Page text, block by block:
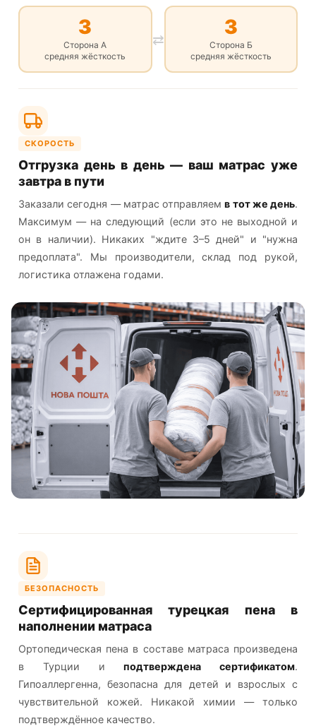
3
Сторона А
средняя жёсткость
⇄
3
Сторона Б
средняя жёсткость
СКОРОСТЬ
Отгрузка день в день — ваш матрас уже
завтра в пути
Заказали сегодня — матрас отправляемв тот же день.
Максимум — на следующий (если это не выходной и
он в наличии). Никаких "ждите 3–5 дней" и "нужна
предоплата". Мы производители, склад под рукой,
логистика отлажена годами.
БЕЗОПАСНОСТЬ
Сертифицированная турецкая пена в
наполнении матраса
Ортопедическая пена в составе матраса произведена
в Турции иподтверждена сертификатом.
Гипоаллергенна, безопасна для детей и взрослых с
чувствительной кожей. Никакой химии — только
подтверждённое качество.